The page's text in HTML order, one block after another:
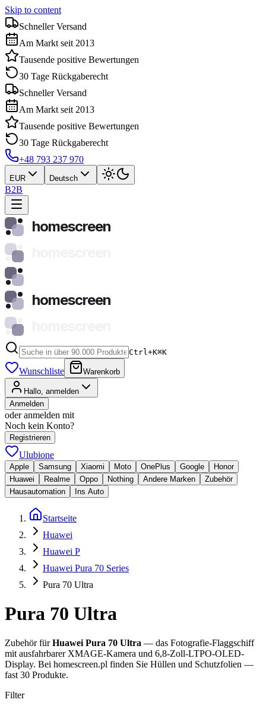
Skip to content
Schneller Versand
Am Markt seit 2013
Tausende positive Bewertungen
30 Tage Rückgaberecht
Schneller Versand
Am Markt seit 2013
Tausende positive Bewertungen
30 Tage Rückgaberecht
+48 793 237 970
EUR Deutsch
B2B
homescreen
homescreen
Ctrl+K⌘K
Wunschliste Warenkorb
Hallo, anmelden
Anmelden
oder anmelden mit
Noch kein Konto?
Registrieren
Ulubione
Apple Samsung Xiaomi Moto OnePlus Google
Honor
Huawei
Realme Oppo Nothing Andere Marken
Zubehör
Hausautomation
Ins Auto
Startseite
Huawei
Huawei P
Huawei Pura 70 Series
Pura 70 Ultra
Pura 70 Ultra
Zubehör fürHuawei Pura 70 Ultra — das Fotografie-Flaggschiff
mit ausfahrbarer XMAGE-Kamera und 6,8-Zoll-LTPO-OLED-
Display. Bei homescreen.pl finden Sie Hüllen und Schutzfolien —
fast 30 Produkte.
Filter